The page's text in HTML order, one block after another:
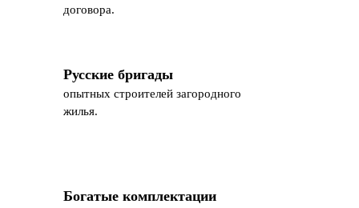
договора.
Русские бригады
опытных строителей загородного
жилья.
Богатые комплектации